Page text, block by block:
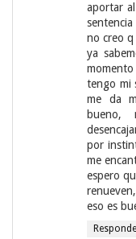
aportar
no creo q
ya
tengo mi
me da
bueno,
por
me
espero
eso es